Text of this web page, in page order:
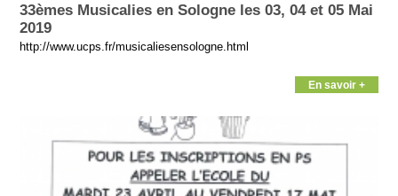
33èmes Musicalies en Sologne les 03, 04 et 05 Mai
2019
http://www.ucps.fr/musicaliesensologne.html
En savoir +